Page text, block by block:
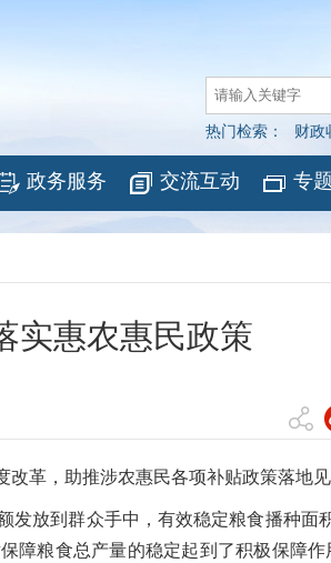
热门检索： 财政
政务服务 交流互动 专
实惠农惠民政策
革，助推涉农惠民各项补贴政策落地见
发放到群众手中，有效稳定粮食播种面
障粮食总产量的稳定起到了积极保障